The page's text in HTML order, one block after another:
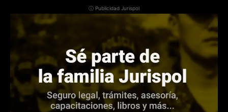
ⓘ Publicidad Jurispol